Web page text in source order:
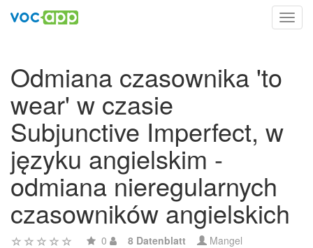
Odmiana czasownika 'to
wear' w czasie
Subjunctive Imperfect, w
języku angielskim -
odmiana nieregularnych
czasowników angielskich
0 8 Datenblatt Mangel